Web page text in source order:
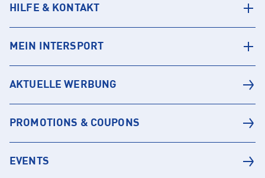
HILFE & KONTAKT
MEIN INTERSPORT
AKTUELLE WERBUNG
PROMOTIONS & COUPONS
EVENTS